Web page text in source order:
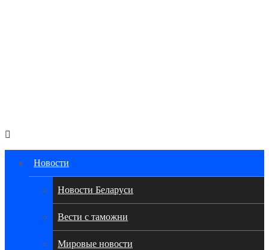
Авторулевой
Новости
Новости Беларуси
Вести с таможни
Мировые новости